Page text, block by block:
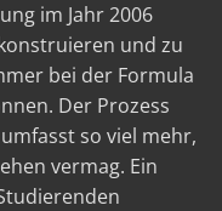
im Jahr 2006
und zu
bei der Formula
Der Prozess
so viel mehr,
vermag. Ein